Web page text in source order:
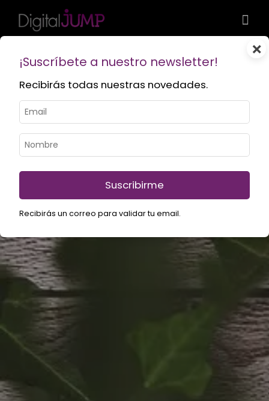
×
¡Suscríbete a nuestro newsletter!
Recibirás todas nuestras novedades.
Suscribirme
Recibirás un correo para validar tu email.